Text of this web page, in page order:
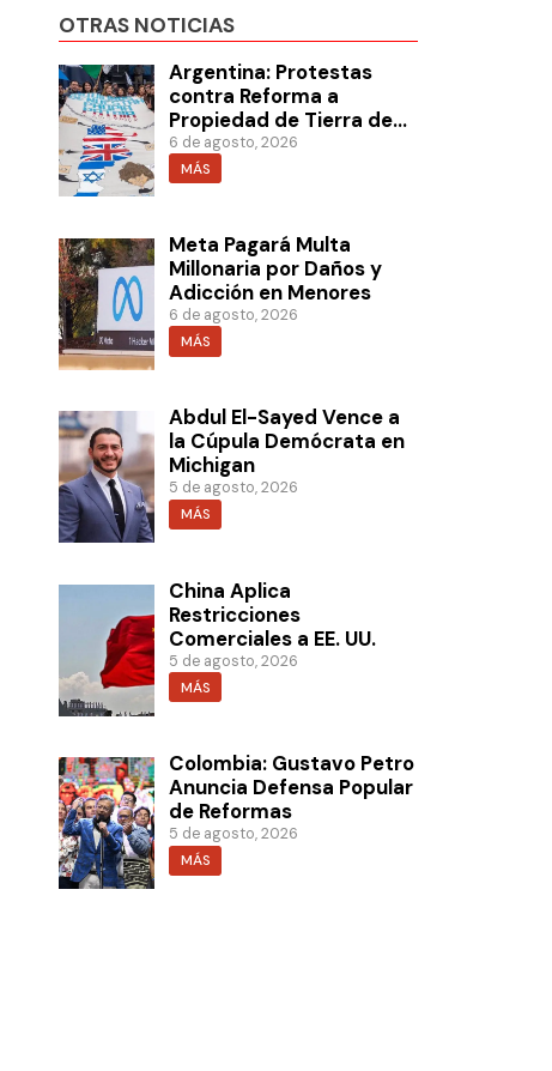
OTRAS NOTICIAS
Argentina: Protestas
contra Reforma a
Propiedad de Tierra de
Milei
6 de agosto, 2026
MÁS
Meta Pagará Multa
Millonaria por Daños y
Adicción en Menores
6 de agosto, 2026
MÁS
Abdul El-Sayed Vence a
la Cúpula Demócrata en
Michigan
5 de agosto, 2026
MÁS
China Aplica
Restricciones
Comerciales a EE. UU.
5 de agosto, 2026
MÁS
Colombia: Gustavo Petro
Anuncia Defensa Popular
de Reformas
5 de agosto, 2026
MÁS